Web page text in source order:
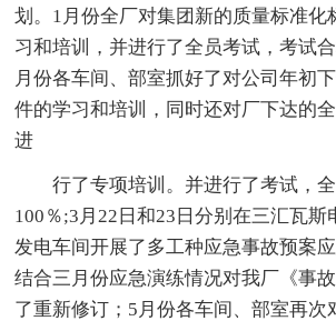
划。1月份全厂对集团新的质量标准化
习和培训，并进行了全员考试，考试
月份各车间、部室抓好了对公司年初
件的学习和培训，同时还对厂下达的
进
行了专项培训。并进行了考试，
100％;3月22日和23日分别在三汇瓦斯
发电车间开展了多工种应急事故预案
结合三月份应急演练情况对我厂《事
了重新修订；5月份各车间、部室再次